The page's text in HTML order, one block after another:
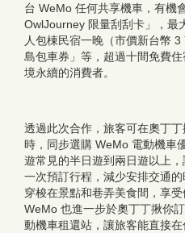
台 WeMo 任何共享機車，有機
OwlJourney 限量刮刮卡」，最
人包棟民宿一晚（市價新台幣
島包車券」等，超過十間免費
境永續的消費者。
透過此次合作，旅客可在奧丁
時，同步選購 WeMo 電動機車
遊常見的半日遊到兩日遊以上
一次預訂行程，減少安排交通
穿梭在景點和巷弄美食間，享
WeMo 也進一步於奧丁丁揪你
動機車租還站，讓旅客能直接